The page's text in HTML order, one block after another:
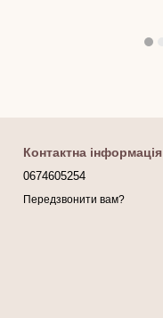
Контактна інформація
0674605254
Передзвонити вам?